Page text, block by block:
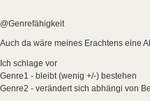
@Genrefähigkeit
Auch da wäre meines Erachtens eine
Ich schlage vor
Genre1 - bleibt (wenig +/-) bestehen
Genre2 - verändert sich abhängi von